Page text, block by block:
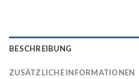
BESCHREIBUNG
ZUSÄTZLICHE INFORMATIONEN